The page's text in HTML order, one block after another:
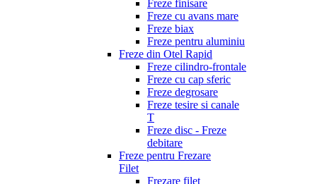
Freze finisare
Freze cu avans mare
Freze biax
Freze pentru aluminiu
Freze din Otel Rapid
Freze cilindro-frontale
Freze cu cap sferic
Freze degrosare
Freze tesire si canale
T
Freze disc - Freze
debitare
Freze pentru Frezare
Filet
Frezare filet